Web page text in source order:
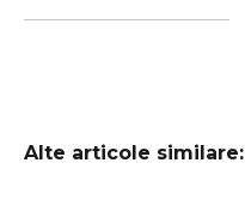
Alte articole similare: